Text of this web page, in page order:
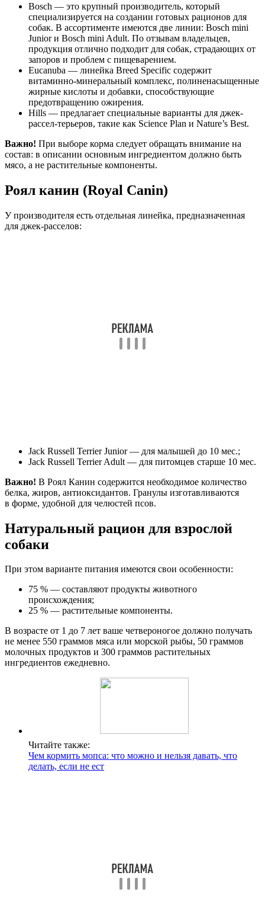
Bosch — это крупный производитель, который
специализируется на создании готовых рационов для
собак. В ассортименте имеются две линии: Bosch mini
Junior и Bosch mini Adult. По отзывам владельцев,
продукция отлично подходит для собак, страдающих от
запоров и проблем с пищеварением.
Eucanuba — линейка Breed Specific содержит
витаминно-минеральный комплекс, полиненасыщенные
жирные кислоты и добавки, способствующие
предотвращению ожирения.
Hills — предлагает специальные варианты для джек-
рассел-терьеров, такие как Science Plan и Nature’s Best.
Важно! При выборе корма следует обращать внимание на
состав: в описании основным ингредиентом должно быть
мясо, а не растительные компоненты.
Роял канин (Royal Canin)
У производителя есть отдельная линейка, предназначенная
для джек-расселов:
Jack Russell Terrier Junior — для малышей до 10 мес.;
Jack Russell Terrier Adult — для питомцев старше 10 мес.
Важно! В Роял Канин содержится необходимое количество
белка, жиров, антиоксидантов. Гранулы изготавливаются
в форме, удобной для челюстей псов.
Натуральный рацион для взрослой
собаки
При этом варианте питания имеются свои особенности:
75 % — составляют продукты животного
происхождения;
25 % — растительные компоненты.
В возрасте от 1 до 7 лет ваше четвероногое должно получать
не менее 550 граммов мяса или морской рыбы, 50 граммов
молочных продуктов и 300 граммов растительных
ингредиентов ежедневно.
Читайте также:
Чем кормить мопса: что можно и нельзя давать, что
делать, если не ест